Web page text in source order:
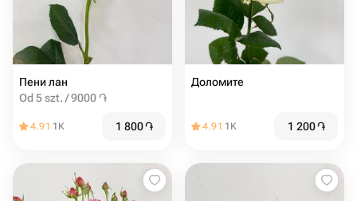
Пени лан
Od 5 szt. / 9000 ֏
4.91 1K 1 800֏
Доломите
4.91 1K 1 200֏